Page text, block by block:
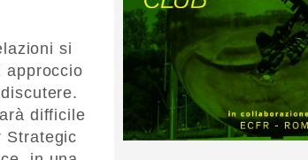
si
approccio
difficile
Strategic